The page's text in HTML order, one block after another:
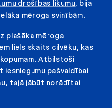
drošības likumu, bija
mēroga svinībām.
plašāka mēroga
liels skaits cilvēku, kas
Atbilstoši
iesniegumu pašvaldībai
tajā jābūt norādītai